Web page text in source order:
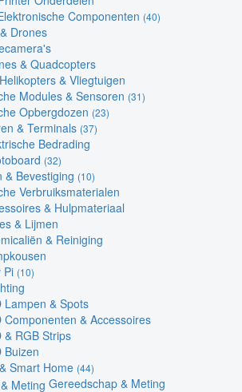
Componenten (40)
Drones
& Quadcopters
& Vliegtuigen
Modules & Sensoren (31)
Opbergdozen (23)
& Terminals (37)
Bedrading
(32)
& Bevestiging (10)
Verbruiksmaterialen
& Hulpmateriaal
& Lijmen
& Reiniging
Pi (10)
Lampen & Spots
Componenten & Accessoires
& RGB Strips
Buizen
Smart Home (44)
Gereedschap & Meting